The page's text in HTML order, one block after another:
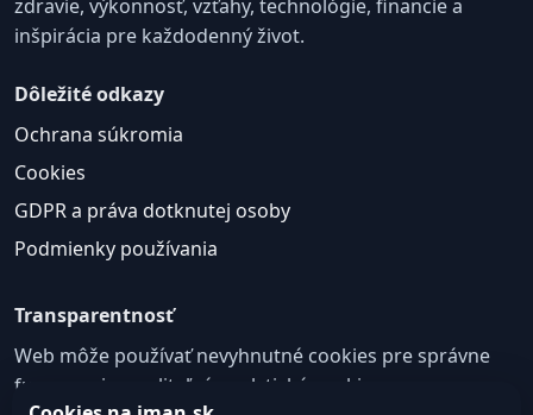
zdravie, výkonnosť, vzťahy, technológie, financie a
inšpirácia pre každodenný život.
Dôležité odkazy
Ochrana súkromia
Cookies
GDPR a práva dotknutej osoby
Podmienky používania
Transparentnosť
Web môže používať nevyhnutné cookies pre správne
fungovanie a voliteľné analytické cookies na